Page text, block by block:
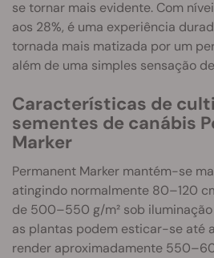
se tornar mais evidente. Com
aos 28%, é uma experiência
tornada mais matizada por um
além de uma simples sensação
Características de
sementes de canábis
Marker
Permanent Marker mantém-se
atingindo normalmente 80–120
de 500–550 g/m² sob
as plantas podem esticar-se até
render aproximadamente